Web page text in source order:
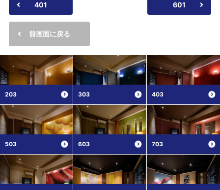
401 601
前画面に戻る
203 303 403
503 603 703